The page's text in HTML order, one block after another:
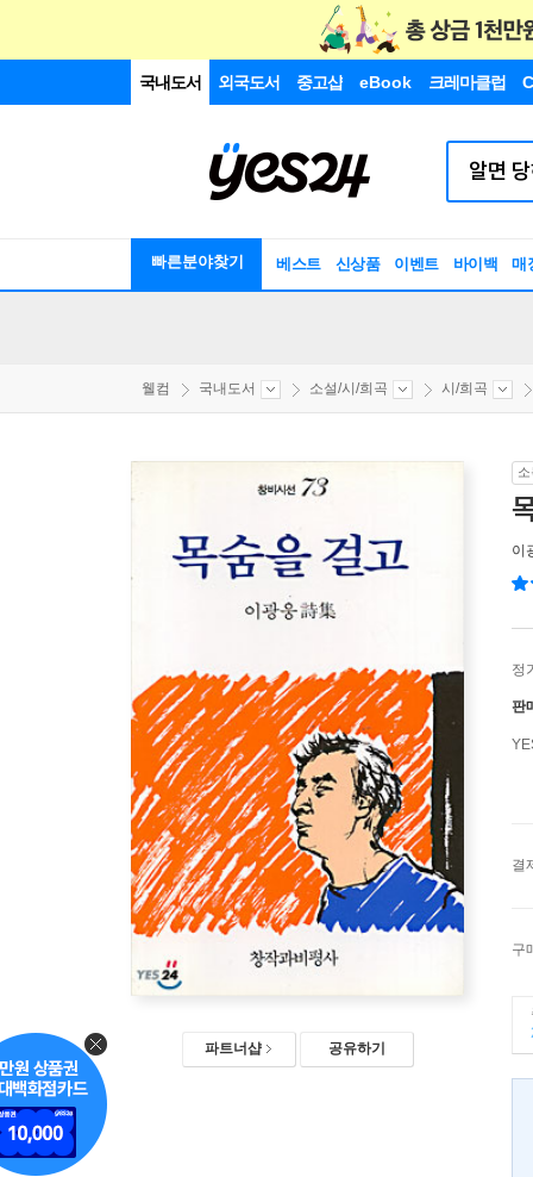
국내도서 외국도서 중고샵 eBook 크레마클럽
빠른분야찾기 베스트 신상품 이벤트 바이백 매
웰컴 국내도서 소설/시/희곡 시/희곡
파트너샵 공유하기
이
정
판
결
구